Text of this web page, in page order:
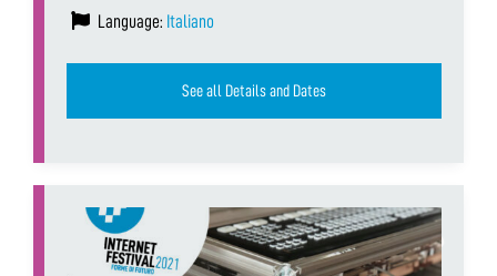
Language: Italiano
See all Details and Dates